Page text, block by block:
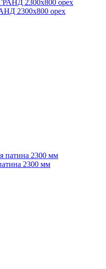
2300x800 орех
2300 мм